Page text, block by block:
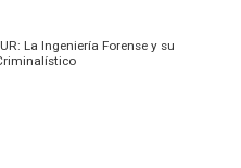
La Ingeniería Forense y su